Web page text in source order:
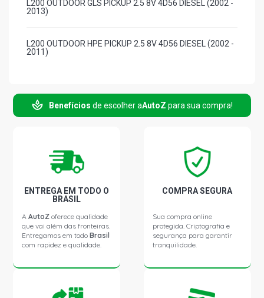
L200 OUTDOOR GLS PICKUP 2.5 8V 4D56 DIESEL (2002 -
2013)
L200 OUTDOOR HPE PICKUP 2.5 8V 4D56 DIESEL (2002 -
2011)
L200 SPORT GLS PICKUP 2.5 8V 4D56 DIESEL (2002 -
L200 SPORT HPE PICKUP 2.5 8V 4D56 DIESEL (2002 -
L200 STD PICKUP 2.5 8V DIESEL (1991 - 1999)
L200 CD TURBO PICKUP 2.5 8V 4D56 VGT DIESEL (1991 -
1998)
Benefícios de escolher aAutoZ para sua compra!
ENTREGA EM TODO O
BRASIL
AAutoZ oferece qualidade
que vai além das fronteiras.
Entregamos em todoBrasil
com rapidez e qualidade.
COMPRA SEGURA
Sua compra online
protegida. Criptografia e
segurança para garantir
tranquilidade.